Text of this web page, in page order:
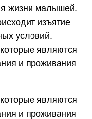
жизни малышей.
изъятие
условий.
являются
и проживания
являются
и проживания